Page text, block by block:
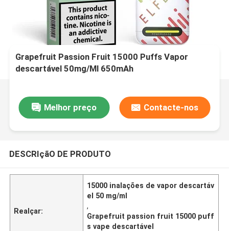
Grapefruit Passion Fruit 15000 Puffs Vapor
descartável 50mg/Ml 650mAh
Melhor preço Contacte-nos
DESCRIçãO DE PRODUTO
Realçar:
15000 inalações de vapor descartáv
el 50 mg/ml
,
Grapefruit passion fruit 15000 puff
s vape descartável